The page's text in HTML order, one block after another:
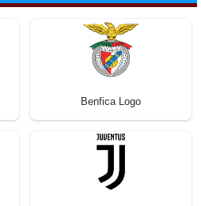
Benfica Logo